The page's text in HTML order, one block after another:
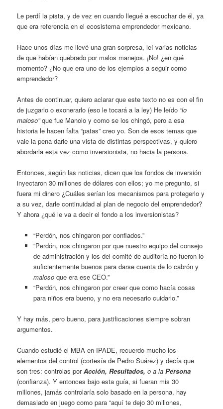
Le perdí la pista, y de vez en cuando llegué a escuchar de él, ya
que era referencia en el ecosistema emprendedor mexicano.
Hace unos días me llevé una gran sorpresa, leí varias noticias
de que habían quebrado por malos manejos. ¡No! ¿en qué
momento? ¿No que era uno de los ejemplos a seguir como
emprendedor?
Antes de continuar, quiero aclarar que este texto no es con el fin
de juzgarlo o exonerarlo (eso le tocará a la ley) He leído “lo
maloso”que fue Manolo y como se los chingó, pero a esa
historia le hacen falta “patas” creo yo. Son de esos temas que
vale la pena darle una vista de distintas perspectivas, y quiero
abordarla esta vez como inversionista, no hacia la persona.
Entonces, según las noticias, dicen que los fondos de inversión
inyectaron 30 millones de dólares con ellos; yo me pregunto, si
fuera mi dinero ¿Cuáles serían los mecanismos para protegerlo y
a su vez, darle continuidad al plan de negocio del emprendedor?
Y ahora ¿qué le va a decir el fondo a los inversionistas?
“Perdón, nos chingaron por confiados.”
“Perdón, nos chingaron por que nuestro equipo del consejo
de administración y los del comité de auditoría no fueron lo
suficientemente buenos para darse cuenta de lo cabrón y
malosoque era ese CEO.”
“Perdón, nos chingaron por creer que como hacía cosas
para niños era bueno, y no era necesario cuidarlo.”
Y hay más, pero bueno, para justificaciones siempre sobran
argumentos.
Cuando estudié el MBA en IPADE, recuerdo mucho los
elementos del control (cortesía de Pedro Suárez) y decía que
son tres: controlas porAcción, Resultados,o a la Persona
(confianza). Y entonces bajo esta guía, si fueran mis 30
millones, jamás controlaría solo basado en la persona, hay
demasiado en juego como para “aquí te dejo 30 millones,